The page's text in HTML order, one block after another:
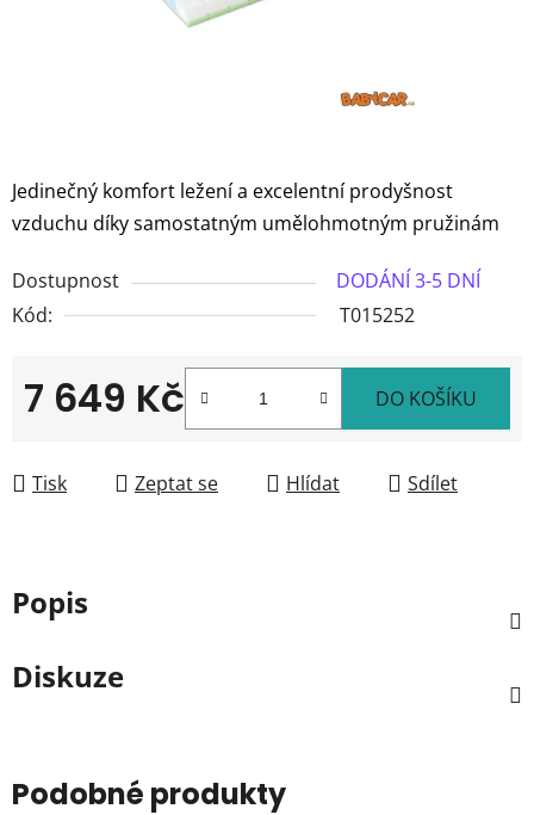
Jedinečný komfort ležení a excelentní prodyšnost
vzduchu díky samostatným umělohmotným pružinám
Dostupnost
DODÁNÍ 3-5 DNÍ
Kód:
T015252
7 649 Kč DO KOŠÍKU
Tisk Zeptat se Hlídat Sdílet
Popis
Diskuze
Podobné produkty